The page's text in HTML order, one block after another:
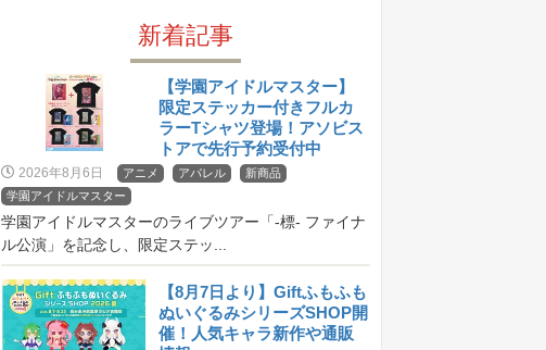
新着記事
【学園アイドルマスター】
限定ステッカー付きフルカ
ラーTシャツ登場！アソビス
トアで先行予約受付中
2026年8月6日 アニメ アパレル
新商品
学園アイドルマスター
学園アイドルマスターのライブツアー「-標- ファイナ
ル公演」を記念し、限定ステッ...
【8月7日より】Giftふもふも
ぬいぐるみシリーズSHOP開
催！人気キャラ新作や通販